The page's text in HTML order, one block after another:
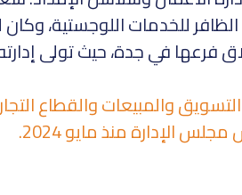
للخدمات اللوجستية، وكان
في جدة، حيث تولى
والمبيعات والقطاع
الإدارة منذ مايو 2024.